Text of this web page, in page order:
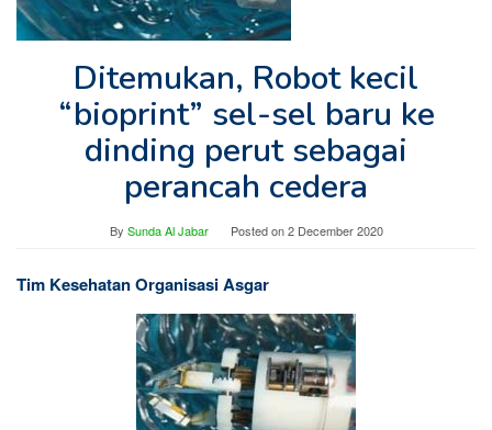
Ditemukan, Robot kecil
“bioprint” sel-sel baru ke
dinding perut sebagai
perancah cedera
By Sunda Al Jabar Posted on2 December 2020
Tim Kesehatan Organisasi Asgar